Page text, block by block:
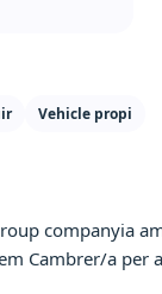
Vehicle propi
companyia
Cambrer/a per